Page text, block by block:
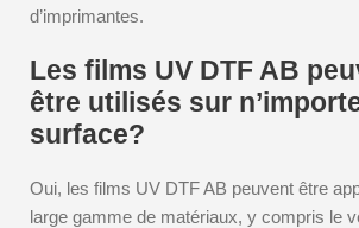
d’imprimantes.
Les films UV DTF AB
être utilisés sur
surface?
Oui, les films UV DTF AB peuvent être
large gamme de matériaux, y compris le